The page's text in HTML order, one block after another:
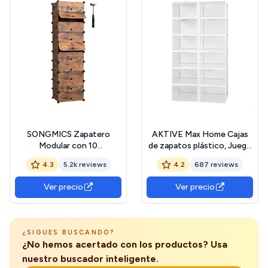
SONGMICS Zapatero
Modular con 10
Compartimentos,
Estantería Modular de
Plástico, DIY, Zapatero con
Puerta, con Martillo,
Marrón Rústico
4.3 5.2k reviews
Ver precio
AKTIVE Max Home Cajas
de zapatos plástico, Juego
de 12 organizadores de
almacenamiento,
23x33,5x14,5 cm, Apilable,
Antivuelco, Hasta T.44,
Transparente, Caja
4.2 687 reviews
Ver precio
¿SIGUES BUSCANDO?
¿No hemos acertado con los productos? Usa
nuestro buscador inteligente.